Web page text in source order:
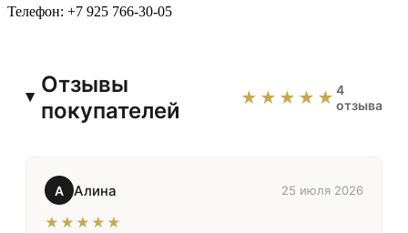
Телефон: +7 925 766-30-05
Отзывы
покупателей
★★★★★ 4
отзыва
А Алина 25 июля 2026
★★★★★